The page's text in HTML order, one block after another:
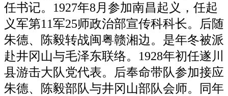
任书记。1927年8月参加南昌起义，任起
义军第11军25师政治部宣传科科长。后随
朱德、陈毅转战闽粤赣湘边。是年冬被派
赴井冈山与毛泽东联络。1928年初任遂川
县游击大队党代表。后奉命带队参加接应
朱德、陈毅部队与井冈山部队会师。同年